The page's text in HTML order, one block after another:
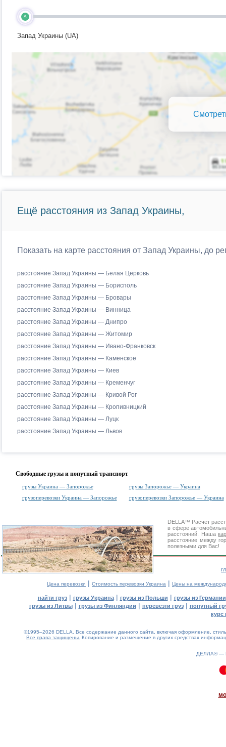
A
Запад Украины (UA)
Ещё расстояния из Запад Украины,
Показать на карте расстояния от Запад Украины, до
расстояние Запад Украины — Белая Церковь
расстояние Запад Украины — Борисполь
расстояние Запад Украины — Бровары
расстояние Запад Украины — Винница
расстояние Запад Украины — Днипро
расстояние Запад Украины — Житомир
расстояние Запад Украины — Ивано-Франковск
расстояние Запад Украины — Каменское
расстояние Запад Украины — Киев
расстояние Запад Украины — Кременчуг
расстояние Запад Украины — Кривой Рог
расстояние Запад Украины — Кропивницкий
расстояние Запад Украины — Луцк
расстояние Запад Украины — Львов
Свободные грузы и попутный транспорт
грузы Украина — Запорожье
грузы Запорожье — Украина
грузоперевозки Украина — Запорожье
грузоперевозки Запорожье — Украина
DELLA™ Расчет
в сфере
расстояний. Наша
расстояние между
полезными для Вас!
Цена перевозки | Стоимость перевозки Украина | Цены на
найти груз| грузы Украина| грузы из Польши | грузы из Германии
грузы из Литвы| грузы из Финляндии | перевезти груз| попутный
курс
©1995–2026 DELLA. Все содержание данного сайта, включая оформление,
Все права защищены. Копирование и размещение в других средствах
ДЕЛЛА® —